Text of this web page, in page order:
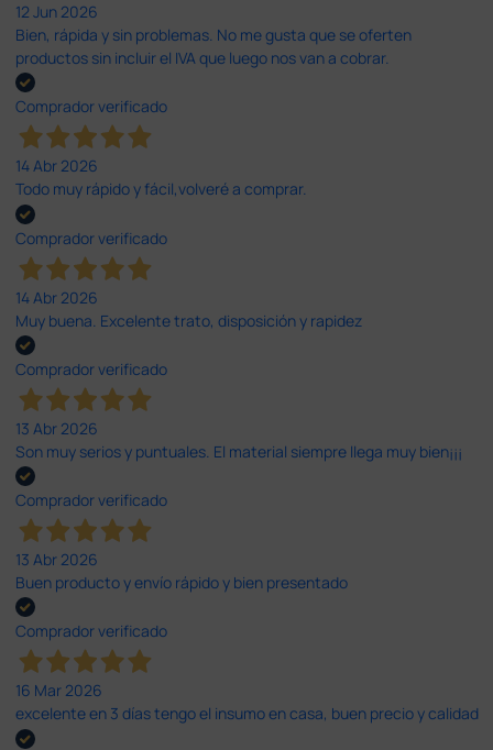
12 Jun 2026
Bien, rápida y sin problemas. No me gusta que se oferten
productos sin incluir el IVA que luego nos van a cobrar.
Comprador verificado
14 Abr 2026
Todo muy rápido y fácil,volveré a comprar.
Comprador verificado
14 Abr 2026
Muy buena. Excelente trato, disposición y rapidez
Comprador verificado
13 Abr 2026
Son muy serios y puntuales. El material siempre llega muy bien¡¡¡
Comprador verificado
13 Abr 2026
Buen producto y envío rápido y bien presentado
Comprador verificado
16 Mar 2026
excelente en 3 días tengo el insumo en casa, buen precio y calidad